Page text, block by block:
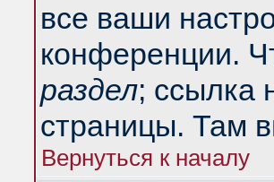
все ваши
конференции.
раздел; ссылка
страницы. Там
Вернуться к началу